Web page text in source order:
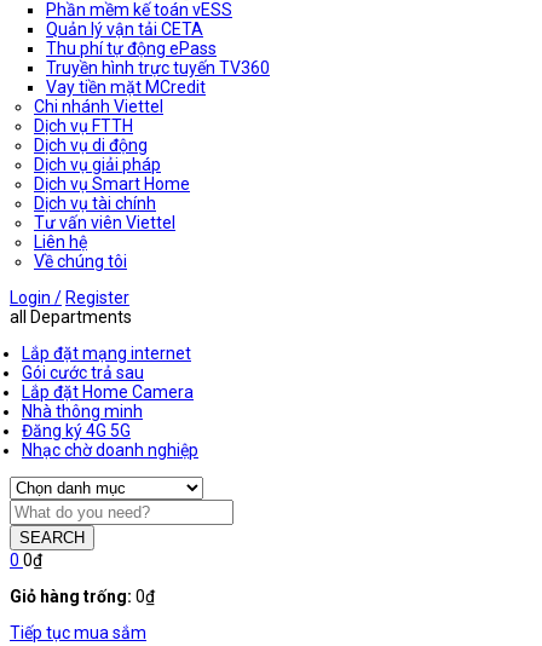
Phần mềm kế toán vESS
Quản lý vận tải CETA
Thu phí tự động ePass
Truyền hình trực tuyến TV360
Vay tiền mặt MCredit
Chi nhánh Viettel
Dịch vụ FTTH
Dịch vụ di động
Dịch vụ giải pháp
Dịch vụ Smart Home
Dịch vụ tài chính
Tư vấn viên Viettel
Liên hệ
Về chúng tôi
Login /Register
all Departments
Lắp đặt mạng internet
Gói cước trả sau
Lắp đặt Home Camera
Nhà thông minh
Đăng ký 4G 5G
Nhạc chờ doanh nghiệp
SEARCH
0 0₫
Giỏ hàng trống: 0₫
Tiếp tục mua sắm